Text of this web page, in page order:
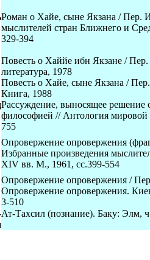
Роман о Хайе, сыне Якзана / Пер.
мыслителей стран Ближнего и
329-394
Повесть о Хаййе ибн Якзане /
литература, 1978
Повесть о Хайе, сыне Якзана /
Книга, 1988
Рассуждение, выносящее решение
философией // Антология
755
Опровержение опровержения
Избранные произведения
XIV вв. М., 1961, сс.399-554
Опровержение опровержения /
Опровержение опровержения.
3-510
Ат-Тахсил (познание). Баку: Элм,